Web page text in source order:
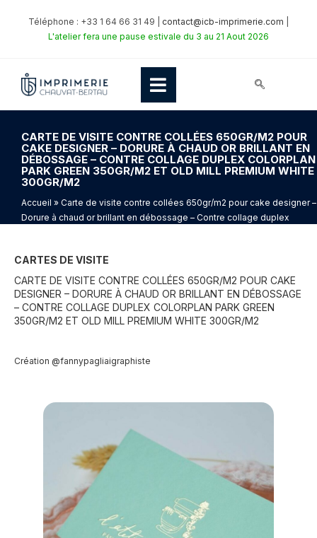
Téléphone : +33 1 64 66 31 49 | contact@icb-imprimerie.com
L'atelier fera une pause estivale du 3 au 21 Aout 2026
CARTE DE VISITE CONTRE COLLÉES 650GR/M2 POUR
CAKE DESIGNER – DORURE À CHAUD OR BRILLANT EN
DÉBOSSAGE – CONTRE COLLAGE DUPLEX COLORPLAN
PARK GREEN 350GR/M2 ET OLD MILL PREMIUM WHITE
300GR/M2
Accueil » Carte de visite contre collées 650gr/m2 pour cake designer –
Dorure à chaud or brillant en débossage – Contre collage duplex
CARTES DE VISITE
CARTE DE VISITE CONTRE COLLÉES 650GR/M2 POUR CAKE
DESIGNER – DORURE À CHAUD OR BRILLANT EN DÉBOSSAGE
– CONTRE COLLAGE DUPLEX COLORPLAN PARK GREEN
350GR/M2 ET OLD MILL PREMIUM WHITE 300GR/M2
Création @fannypagliaigraphiste